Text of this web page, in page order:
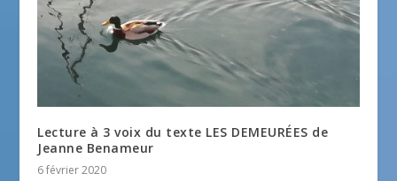
Lecture à 3 voix du texte LES DEMEURÉES de
Jeanne Benameur
6 février 2020